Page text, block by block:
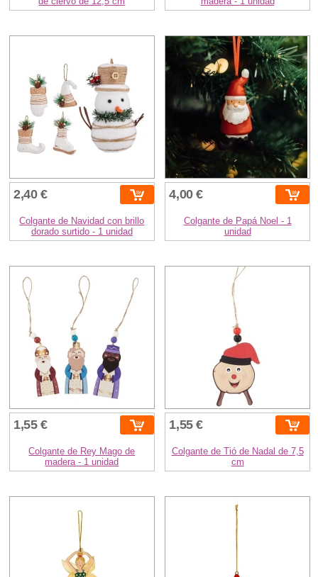
2,40 €
Colgante de Navidad con brillo
dorado surtido - 1 unidad
4,00 €
Colgante de Papá Noel - 1
unidad
1,55 €
Colgante de Rey Mago de
madera - 1 unidad
1,55 €
Colgante de Tió de Nadal de 7,5
cm